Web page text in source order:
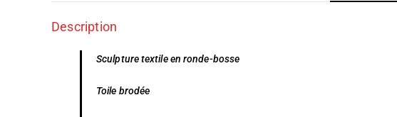
Description
Sculpture textile en ronde-bosse
Toile brodée